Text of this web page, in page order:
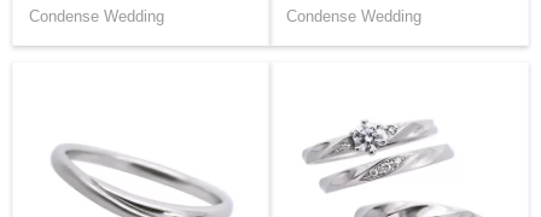
Condense Wedding
Condense Wedding